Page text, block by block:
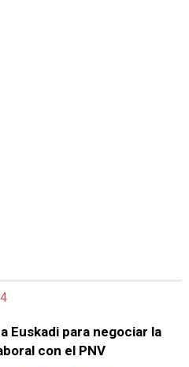
Euskadi para negociar la
con el PNV